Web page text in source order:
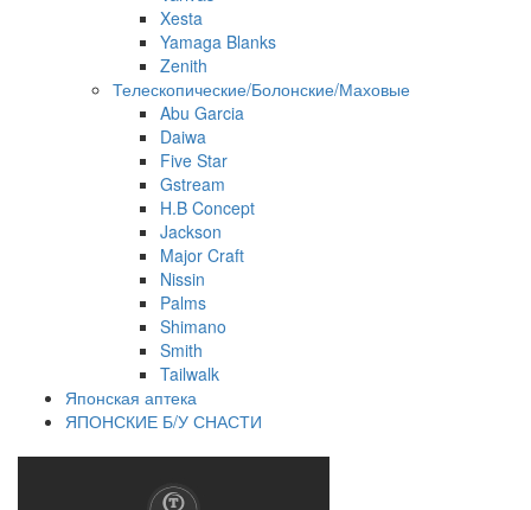
Xesta
Yamaga Blanks
Zenith
Телескопические/Болонские/Маховые
Abu Garcia
Daiwa
Five Star
Gstream
H.B Concept
Jackson
Major Craft
Nissin
Palms
Shimano
Smith
Tailwalk
Японская аптека
ЯПОНСКИЕ Б/У СНАСТИ